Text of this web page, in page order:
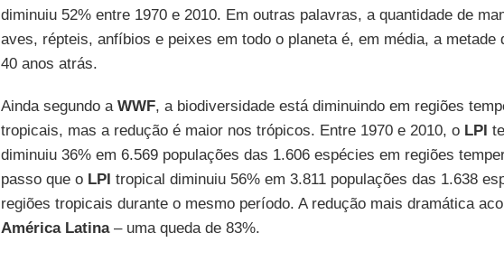
diminuiu 52% entre 1970 e 2010. Em outras palavras, a quantidade de
aves, répteis, anfíbios e peixes em todo o planeta é, em média, a metade
40 anos atrás.
Ainda segundo a WWF, a biodiversidade está diminuindo em regiões
tropicais, mas a redução é maior nos trópicos. Entre 1970 e 2010, o LPI
diminuiu 36% em 6.569 populações das 1.606 espécies em regiões
passo que o LPI tropical diminuiu 56% em 3.811 populações das 1.638
regiões tropicais durante o mesmo período. A redução mais dramática
América Latina– uma queda de 83%.